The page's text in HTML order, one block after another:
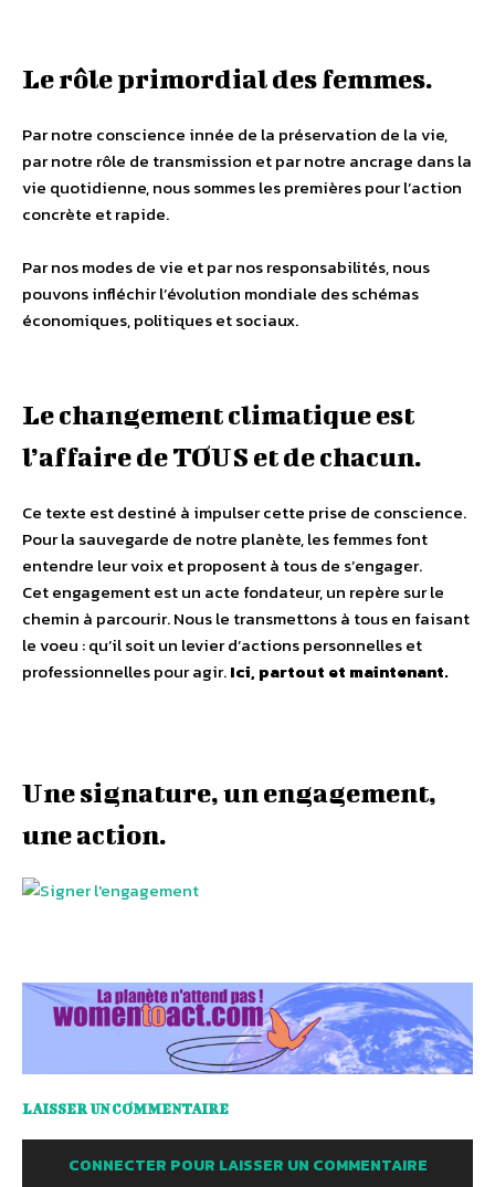
Le rôle primordial des femmes.
Par notre conscience innée de la préservation de la vie,
par notre rôle de transmission et par notre ancrage dans la
vie quotidienne, nous sommes les premières pour l’action
concrète et rapide.
Par nos modes de vie et par nos responsabilités, nous
pouvons infléchir l’évolution mondiale des schémas
économiques, politiques et sociaux.
Le changement climatique est
l’affaire de TOUS et de chacun.
Ce texte est destiné à impulser cette prise de conscience.
Pour la sauvegarde de notre planète, les femmes font
entendre leur voix et proposent à tous de s’engager.
Cet engagement est un acte fondateur, un repère sur le
chemin à parcourir. Nous le transmettons à tous en faisant
le voeu : qu’il soit un levier d’actions personnelles et
professionnelles pour agir.Ici, partout et maintenant.
Une signature, un engagement,
une action.
LAISSER UN COMMENTAIRE
CONNECTER POUR LAISSER UN COMMENTAIRE